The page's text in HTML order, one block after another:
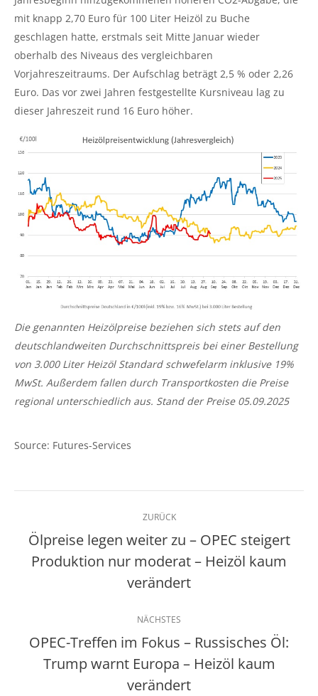
mit knapp 2,70 Euro für 100 Liter Heizöl zu Buche
geschlagen hatte, erstmals seit Mitte Januar wieder
oberhalb des Niveaus des vergleichbaren
Vorjahreszeitraums. Der Aufschlag beträgt 2,5 % oder 2,26
Euro. Das vor zwei Jahren festgestellte Kursniveau lag zu
dieser Jahreszeit rund 16 Euro höher.
Die genannten Heizölpreise beziehen sich stets auf den
deutschlandweiten Durchschnittspreis bei einer Bestellung
von 3.000 Liter Heizöl Standard schwefelarm inklusive 19%
MwSt. Außerdem fallen durch Transportkosten die Preise
regional unterschiedlich aus. Stand der Preise 05.09.2025
Source: Futures-Services
Kommentarnavigation
ZURÜCK
Vorheriger
Beitrag:
Ölpreise legen weiter zu – OPEC steigert
Produktion nur moderat – Heizöl kaum
verändert
NÄCHSTES
Nächster
Beitrag:
OPEC-Treffen im Fokus – Russisches Öl:
Trump warnt Europa – Heizöl kaum
verändert